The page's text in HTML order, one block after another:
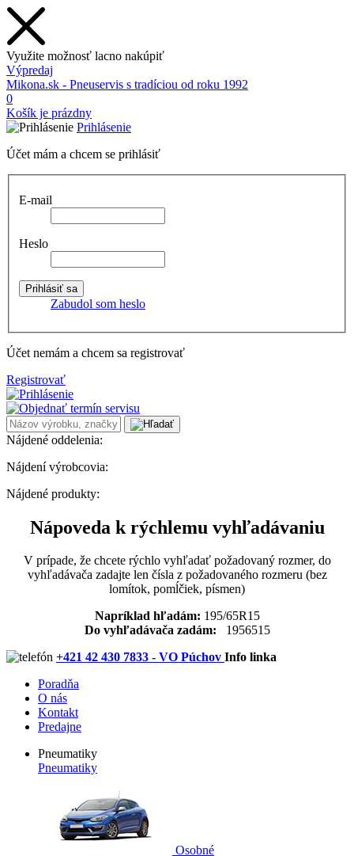
Využite možnosť lacno nakúpiť
Výpredaj
Mikona.sk - Pneuservis s tradíciou od roku 1992
0
Košík je prázdny
Prihlásenie
Účet mám a chcem se prihlásiť
E-mail
Heslo
Zabudol som heslo
Účet nemám a chcem sa registrovať
Registrovať
Nájdené oddelenia:
Nájdení výrobcovia:
Nájdené produkty:
Nápoveda k rýchlemu vyhľadávaniu
V prípade, že chcete rýchlo vyhľadať požadovaný rozmer, do
vyhľadávača zadajte len čísla z požadovaného rozmeru (bez
lomítok, pomĺčiek, písmen)
Napríklad hľadám: 195/65R15
Do vyhľadávača zadám: 1956515
+421 42 430 7833 - VO Púchov Info linka
Poradňa
O nás
Kontakt
Predajne
Pneumatiky
Pneumatiky
Osobné